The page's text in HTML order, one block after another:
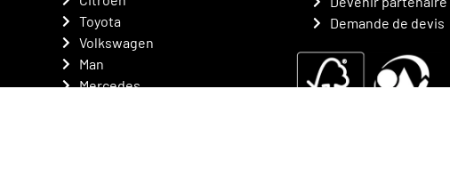
Toyota
Volkswagen
Man
Mercedes
Demande de devis